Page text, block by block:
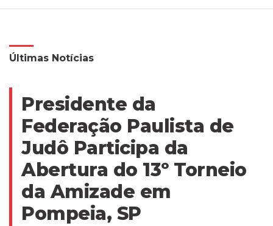
Últimas Notícias
Presidente da
Federação Paulista de
Judô Participa da
Abertura do 13º Torneio
da Amizade em
Pompeia, SP